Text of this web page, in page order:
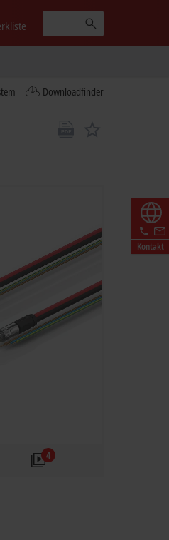
Downloadfinder
Kontakt
4